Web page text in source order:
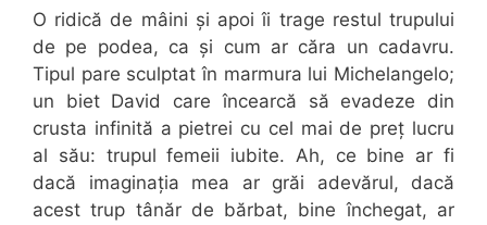
O ridică de mâini și apoi îi trage restul trupului
de pe podea, ca și cum ar căra un cadavru.
Tipul pare sculptat în marmura lui Michelangelo;
un biet David care încearcă să evadeze din
crusta infinită a pietrei cu cel mai de preț lucru
al său: trupul femeii iubite. Ah, ce bine ar fi
dacă imaginația mea ar grăi adevărul, dacă
acest trup tânăr de bărbat, bine închegat, ar